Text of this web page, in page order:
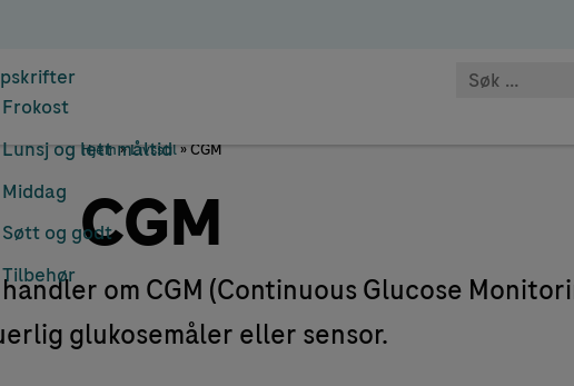
Frokost
Lunsj og lett måltid
Middag
Søtt og godt
Tilbehør
Hjem»Livsstil»CGM
CGM
om CGM (Continuous Glucose
glukosemåler eller sensor.